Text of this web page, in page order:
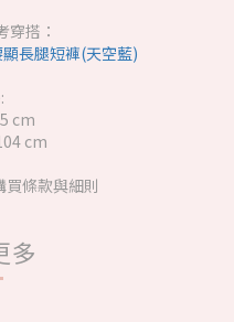
穿搭：
長腿短褲(天空藍)
cm
cm
條款與細則
多